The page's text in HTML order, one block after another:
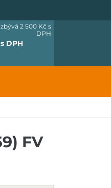
s DPH
2 500 Kč s
DPH
FV